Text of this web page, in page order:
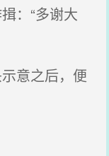
：“多谢大
意之后，便